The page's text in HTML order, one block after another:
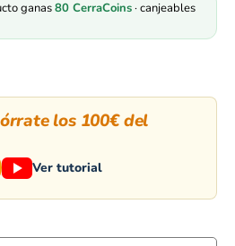
ganas80 CerraCoins· canjeables
los 100€ del
Ver tutorial